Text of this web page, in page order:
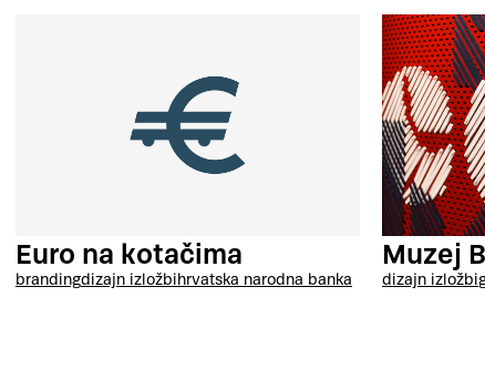
Euro na kotačima
brandingdizajn izložbihrvatska narodna banka
Muzej
dizajn izložbi